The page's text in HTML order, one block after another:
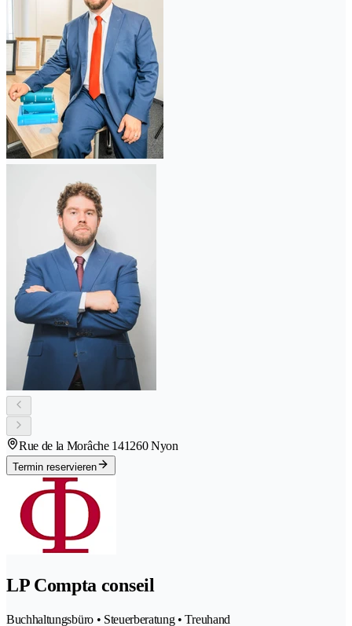
Rue de la Morâche 141260 Nyon
Termin reservieren
LP Compta conseil
Buchhaltungsbüro • Steuerberatung • Treuhand